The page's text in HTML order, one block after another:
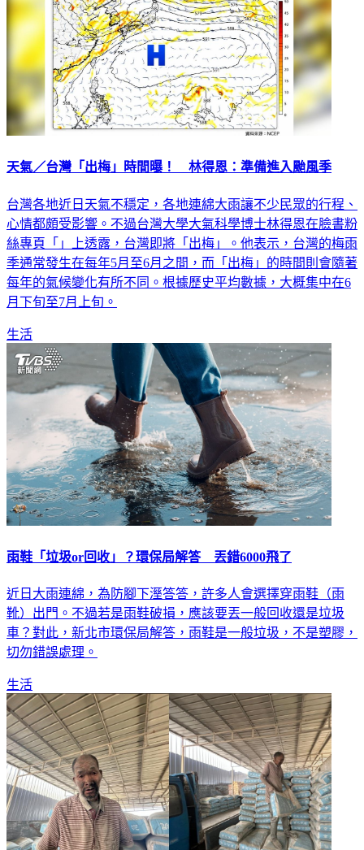
天氣／台灣「出梅」時間曝！ 林得恩：準備進入颱風季
台灣各地近日天氣不穩定，各地連綿大雨讓不少民眾的行程、
心情都頗受影響。不過台灣大學大氣科學博士林得恩在臉書粉
絲專頁「」上透露，台灣即將「出梅」。他表示，台灣的梅雨
季通常發生在每年5月至6月之間，而「出梅」的時間則會隨著
每年的氣候變化有所不同。根據歷史平均數據，大概集中在6
月下旬至7月上旬。
生活
雨鞋「垃圾or回收」？環保局解答 丟錯6000飛了
近日大雨連綿，為防腳下溼答答，許多人會選擇穿雨鞋（雨
靴）出門。不過若是雨鞋破損，應該要丟一般回收還是垃圾
車？對此，新北市環保局解答，雨鞋是一般垃圾，不是塑膠，
切勿錯誤處理。
生活